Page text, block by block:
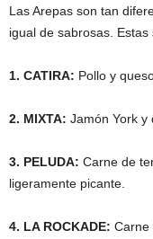
Las Arepas son tan
igual de sabrosas.
1. CATIRA: Pollo y
2. MIXTA: Jamón York y
3. PELUDA: Carne de
ligeramente picante.
4. LA ROCKADE: Carne